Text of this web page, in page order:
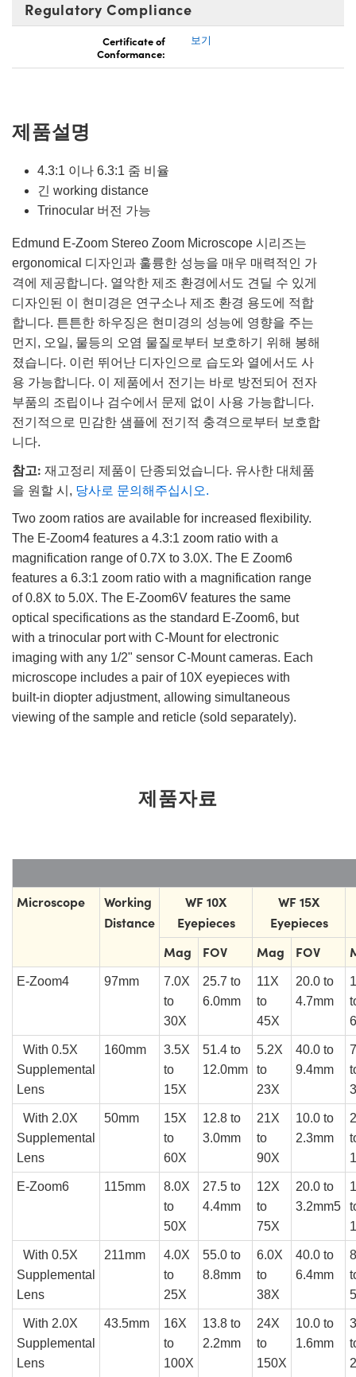
Regulatory Compliance
Certificate of
Conformance:
보기
제품설명
4.3:1 이나 6.3:1 줌 비율
긴 working distance
Trinocular 버전 가능
Edmund E-Zoom Stereo Zoom Microscope 시리즈는
ergonomical 디자인과 훌륭한 성능을 매우 매력적인 가
격에 제공합니다. 열악한 제조 환경에서도 견딜 수 있게
디자인된 이 현미경은 연구소나 제조 환경 용도에 적합
합니다. 튼튼한 하우징은 현미경의 성능에 영향을 주는
먼지, 오일, 물등의 오염 물질로부터 보호하기 위해 봉해
졌습니다. 이런 뛰어난 디자인으로 습도와 열에서도 사
용 가능합니다. 이 제품에서 전기는 바로 방전되어 전자
부품의 조립이나 검수에서 문제 없이 사용 가능합니다.
전기적으로 민감한 샘플에 전기적 충격으로부터 보호합
니다.
참고: 재고정리 제품이 단종되었습니다. 유사한 대체품
을 원할 시, 당사로 문의해주십시오.
Two zoom ratios are available for increased flexibility.
The E-Zoom4 features a 4.3:1 zoom ratio with a
magnification range of 0.7X to 3.0X. The E Zoom6
features a 6.3:1 zoom ratio with a magnification range
of 0.8X to 5.0X. The E-Zoom6V features the same
optical specifications as the standard E-Zoom6, but
with a trinocular port with C-Mount for electronic
imaging with any 1/2" sensor C-Mount cameras. Each
microscope includes a pair of 10X eyepieces with
built-in diopter adjustment, allowing simultaneous
viewing of the sample and reticle (sold separately).
제품자료
Microscope
Working
Distance
WF 10X
Eyepieces
WF 15X
Eyepieces
Mag
FOV Mag FOV
E-Zoom4 97mm
7.0X
to
30X
25.7 to
6.0mm
11X
to
45X
20.0 to
4.7mm
With 0.5X
Supplemental
Lens
160mm
3.5X
to
15X
51.4 to
12.0mm
5.2X
to
23X
40.0 to
9.4mm
With 2.0X
Supplemental
Lens
50mm
15X
to
60X
12.8 to
3.0mm
21X
to
90X
10.0 to
2.3mm
E-Zoom6 115mm
8.0X
to
50X
27.5 to
4.4mm
12X
to
75X
20.0 to
3.2mm5
With 0.5X
Supplemental
Lens
211mm
4.0X
to
25X
55.0 to
8.8mm
6.0X
to
38X
40.0 to
6.4mm
With 2.0X
Supplemental
Lens
43.5mm
16X
to
100X
13.8 to
2.2mm
24X
to
150X
10.0 to
1.6mm